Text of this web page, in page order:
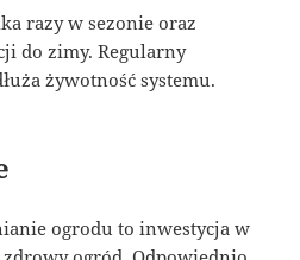
razy w sezonie oraz
do zimy. Regularny
żywotność systemu.
ogrodu to inwestycja w